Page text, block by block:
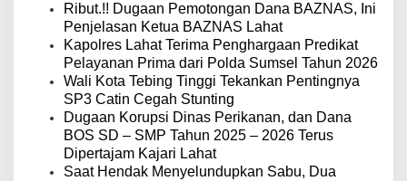
Ribut.!! Dugaan Pemotongan Dana BAZNAS, Ini
Penjelasan Ketua BAZNAS Lahat
Kapolres Lahat Terima Penghargaan Predikat
Pelayanan Prima dari Polda Sumsel Tahun 2026
Wali Kota Tebing Tinggi Tekankan Pentingnya
SP3 Catin Cegah Stunting
Dugaan Korupsi Dinas Perikanan, dan Dana
BOS SD – SMP Tahun 2025 – 2026 Terus
Dipertajam Kajari Lahat
Saat Hendak Menyelundupkan Sabu, Dua